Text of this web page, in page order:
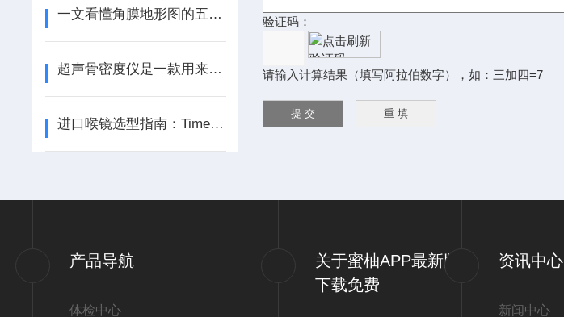
一文看懂角膜地形图的五个应用案例
超声骨密度仪是一款用来评估骨折风险的诊断仪
进口喉镜选型指南：TimescoOPTIMACLX与优质供应商推荐
验证码：
请输入计算结果（填写阿拉伯数字），如：三加四=7
产品导航
体检中心
关于蜜柚APP最新版
下载免费
资讯中心
新闻中心